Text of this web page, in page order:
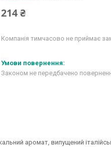
214 ₴
Компанія тимчасово не приймає
Законом не передбачено
аромат, випущений